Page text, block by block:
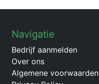
Navigatie
Bedrijf aanmelden
Over ons
Algemene voorwaarden